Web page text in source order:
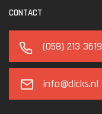
CONTACT
(058) 213 3619
info@dicks.nl